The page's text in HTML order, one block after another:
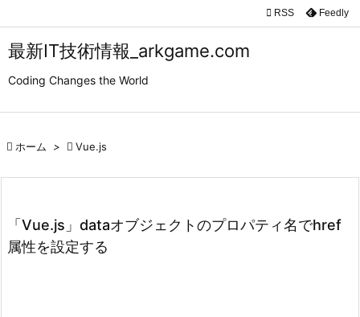
最新IT技術情報_arkgame.com
Coding Changes the World


検索
 RSS Feedly
 ホーム >  Vue.js
「Vue.js」dataオブジェクトのプロパティ名でhref
属性を設定する